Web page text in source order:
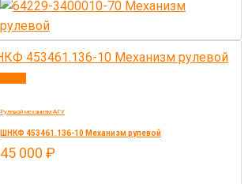
Рулевой механизм АГУ
ШНКФ 453461.136-10 Механизм рулевой
45 000 ₽